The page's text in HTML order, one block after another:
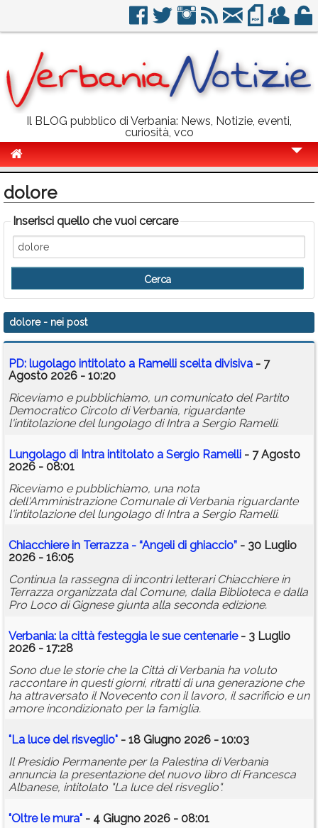
Il BLOG pubblico di Verbania: News, Notizie, eventi,
curiosità, vco
Politica
Sport
Eventi
Info Utili
Rubriche
Calendario
Annunci
dolore
Inserisci quello che vuoi cercare
dolore- nei post
PD: lugolago intitolato a Ramelli scelta divisiva - 7
Agosto 2026 - 10:20
Riceviamo e pubblichiamo, un comunicato del Partito
Democratico Circolo di Verbania, riguardante
l'intitolazione del lungolago di Intra a Sergio Ramelli.
Lungolago di Intra intitolato a Sergio Ramelli - 7 Agosto
2026 - 08:01
Riceviamo e pubblichiamo, una nota
dell'Amministrazione Comunale di Verbania riguardante
l'intitolazione del lungolago di Intra a Sergio Ramelli.
Chiacchiere in Terrazza - “Angeli di ghiaccio” - 30 Luglio
2026 - 16:05
Continua la rassegna di incontri letterari Chiacchiere in
Terrazza organizzata dal Comune, dalla Biblioteca e dalla
Pro Loco di Gignese giunta alla seconda edizione.
Verbania: la città festeggia le sue centenarie- 3 Luglio
2026 - 17:28
Sono due le storie che la Città di Verbania ha voluto
raccontare in questi giorni, ritratti di una generazione che
ha attraversato il Novecento con il lavoro, il sacrificio e un
amore incondizionato per la famiglia.
"La luce del risveglio" - 18 Giugno 2026 - 10:03
Il Presidio Permanente per la Palestina di Verbania
annuncia la presentazione del nuovo libro di Francesca
Albanese, intitolato "La luce del risveglio".
"Oltre le mura" - 4 Giugno 2026 - 08:01